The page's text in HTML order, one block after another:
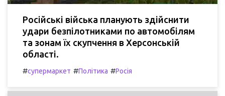
Російські війська планують здійснити
удари безпілотниками по автомобілям
та зонам їх скупчення в Херсонській
області.
#супермаркет #Політика #Росія